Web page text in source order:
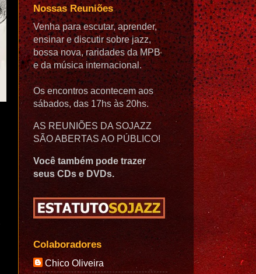
Nossas Reuniões
Venha para escutar, aprender,
ensinar e discutir sobre jazz,
bossa nova, raridades da MPB
e da música internacional.
Os encontros acontecem aos
sábados, das 17hs às 20hs.
AS REUNIÕES DA SOJAZZ
SÃO ABERTAS AO PÚBLICO!
Você também pode trazer
seus CDs e DVDs.
Colaboradores
Chico Oliveira